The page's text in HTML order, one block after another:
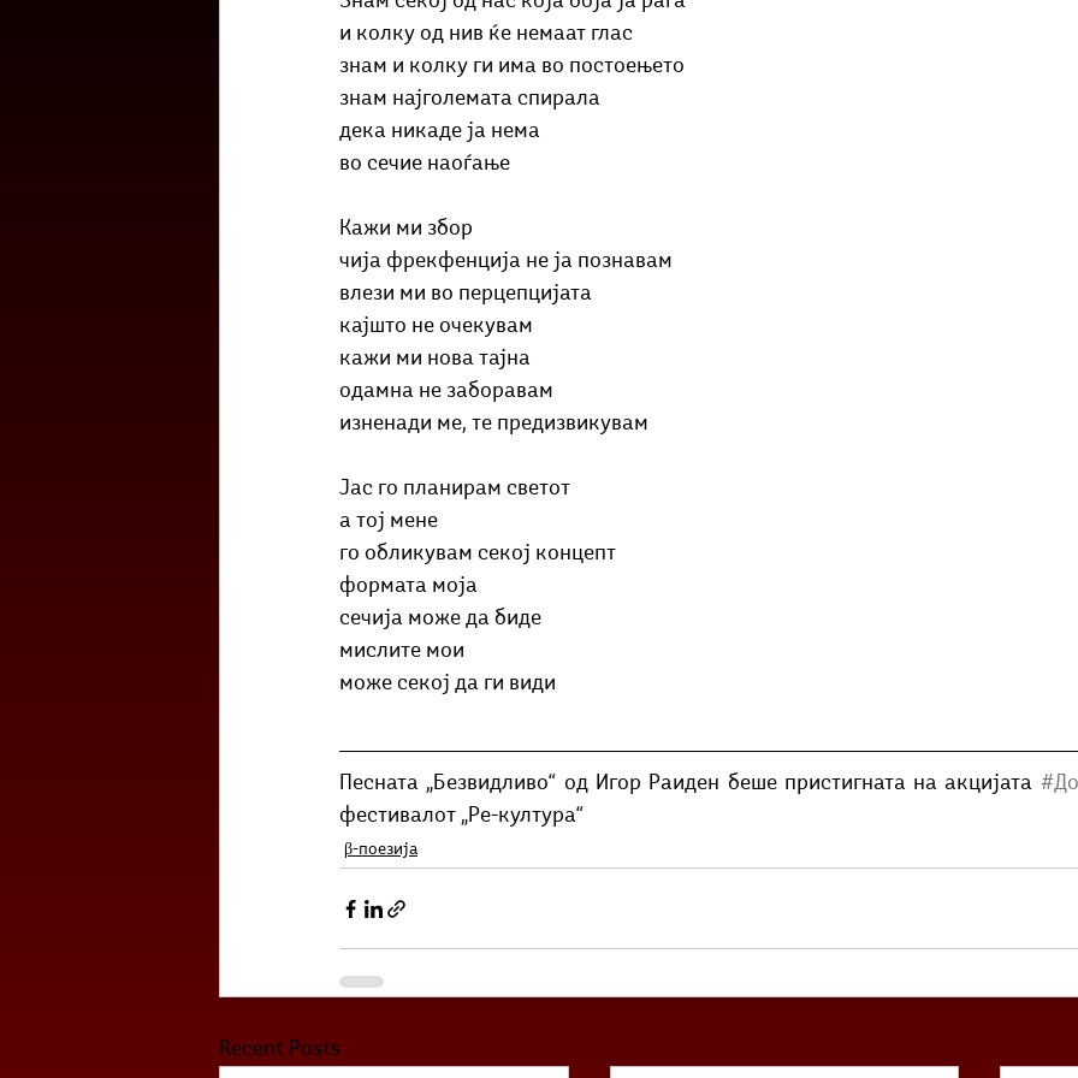
и колку од нив ќе немаат глас
знам и колку ги има во постоењето
знам најголемата спирала
дека никаде ја нема
во сечие наоѓање
Кажи ми збор
чија фрекфенција не ја познавам
влези ми во перцепцијата
кајшто не очекувам
кажи ми нова тајна
одамна не заборавам
изненади ме, те предизвикувам
Јас го планирам светот
а тој мене
го обликувам секој концепт
формата моја
сечија може да биде
мислите мои
може секој да ги види
Песната „Безвидливо“ од Игор Раиден беше пристигната на акцијата
фестивалот „Ре-култура“
β-поезија
Recent Posts